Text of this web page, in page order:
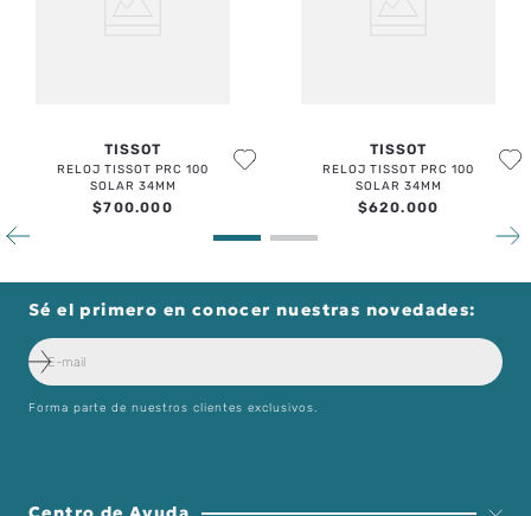
TISSOT
RELOJ TISSOT PRC 100
SOLAR 34MM
$700.000
TISSOT
RELOJ TISSOT PRC 100
SOLAR 34MM
$620.000
Sé el primero en conocer nuestras novedades:
Forma parte de nuestros clientes exclusivos.